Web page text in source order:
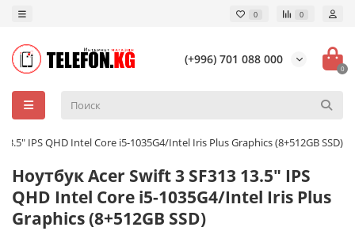
0 0
(+996) 701 088 000
0
IPS QHD Intel Core i5-1035G4/Intel Iris Plus Graphics (8+512GB SSD)
Ноутбук Acer Swift 3 SF313 13.5" IPS
QHD Intel Core i5-1035G4/Intel Iris Plus
Graphics (8+512GB SSD)